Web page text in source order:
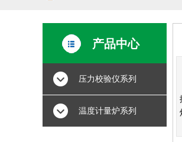
产品中心
压力校验仪系列
温度计量炉系列